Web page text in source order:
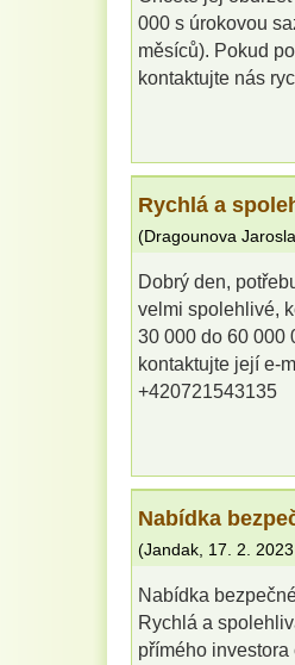
000 s úrokovou
měsíců). Pokud
kontaktujte nás
Rychlá a
(Dragounova
Dobrý den,
velmi spolehlivé,
30 000 do 60 000
kontaktujte její e-
+420721543135
Nabídka
(Jandak 17. 2. 2023
Nabídka
Rychlá a
přímého